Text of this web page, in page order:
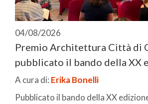
04/08/2026
Premio Architettura Città di
pubblicato il bando della XX
A cura di: Erika Bonelli
Pubblicato il bando della XX